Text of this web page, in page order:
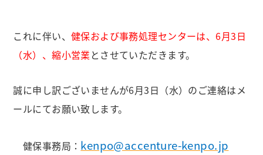
これに伴い、 健保および事務処理センターは、 6月3日
（水）、縮小営業 とさせていただきます。
誠に申し訳ございませんが6月3日 （水）のご連絡はメ
ールにてお願い致します。
健保事務局： kenpo@accenture-kenpo.jp